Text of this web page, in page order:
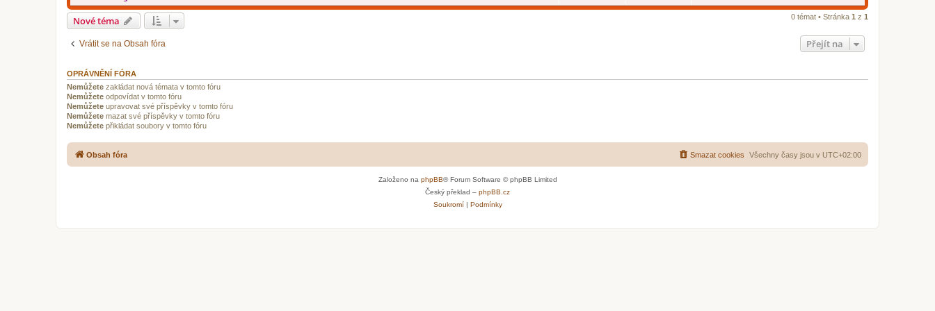
d
Nové téma 0 témat • Stránka 1 z 1
Vrátit se na Obsah fóra Přejít na
OPRÁVNĚNÍ FÓRA
Nemůžete zakládat nová témata v tomto fóru
Nemůžete odpovídat v tomto fóru
Nemůžete upravovat své příspěvky v tomto fóru
Nemůžete mazat své příspěvky v tomto fóru
Nemůžete přikládat soubory v tomto fóru
Obsah fóra Všechny časy jsou v UTC+02:00
Smazat cookies
Založeno na phpBB® Forum Software © phpBB Limited
Český překlad – phpBB.cz
Soukromí| Podmínky